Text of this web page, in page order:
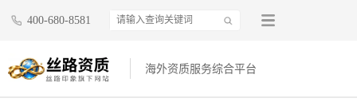
400-680-8581
海外资质服务综合平台